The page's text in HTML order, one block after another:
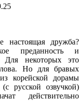
настоящая дружба?
преданность и
Для некоторых это
Но для бравых
корейской дорамы
русской озвучкой)
действительно